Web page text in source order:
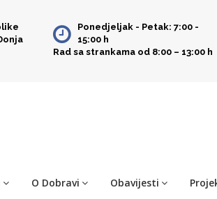
Ponedjeljak - Petak: 7:00 -
15:00 h
Rad sa strankama od 8:00 – 13:00 h
O Dobravi Obavijesti